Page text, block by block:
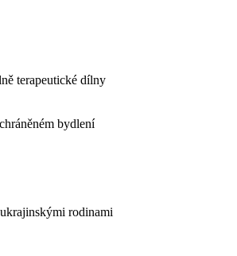
terapeutické dílny
bydlení
rodinami